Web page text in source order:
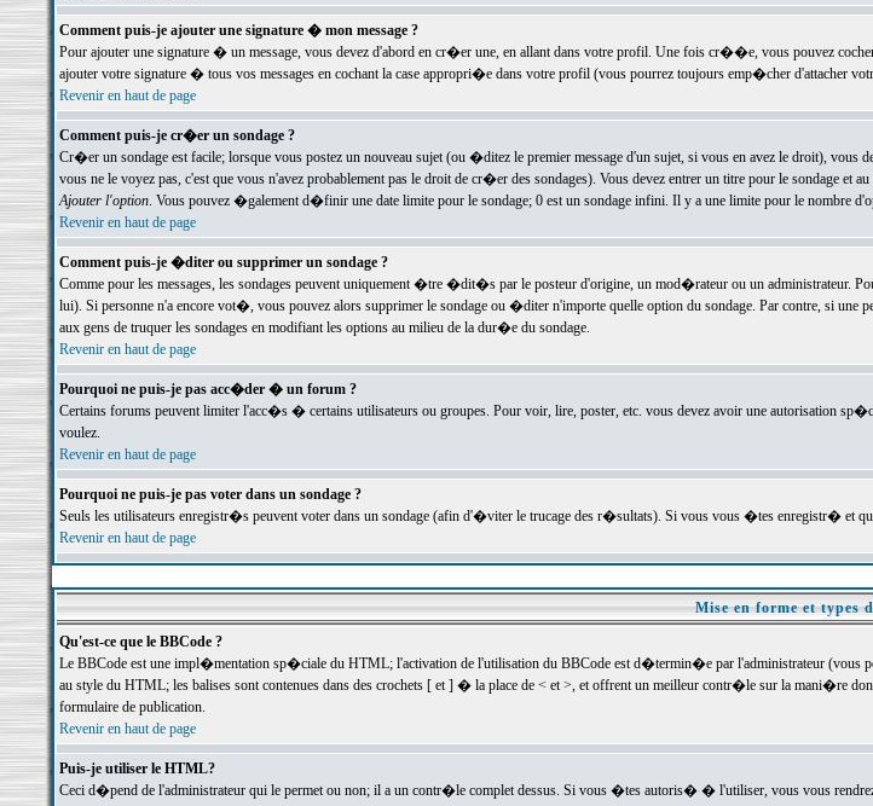
Comment puis-je ajouter une signature � mon message ?
Pour ajouter une signature � un message, vous devez d'abord en cr�er une, en allant dans votre profil. Une fois cr��e, vous pouvez
ajouter votre signature � tous vos messages en cochant la case appropri�e dans votre profil (vous pourrez toujours emp�cher d'attacher
Revenir en haut de page
Comment puis-je cr�er un sondage ?
Cr�er un sondage est facile; lorsque vous postez un nouveau sujet (ou �ditez le premier message d'un sujet, si vous en avez le droit), vous
vous ne le voyez pas, c'est que vous n'avez probablement pas le droit de cr�er des sondages). Vous devez entrer un titre pour le sondage
Ajouter l'option. Vous pouvez �galement d�finir une date limite pour le sondage; 0 est un sondage infini. Il y a une limite pour le nombre
Revenir en haut de page
Comment puis-je �diter ou supprimer un sondage ?
Comme pour les messages, les sondages peuvent uniquement �tre �dit�s par le posteur d'origine, un mod�rateur ou un administrateur.
lui). Si personne n'a encore vot�, vous pouvez alors supprimer le sondage ou �diter n'importe quelle option du sondage. Par contre, si
aux gens de truquer les sondages en modifiant les options au milieu de la dur�e du sondage.
Revenir en haut de page
Pourquoi ne puis-je pas acc�der � un forum ?
Certains forums peuvent limiter l'acc�s � certains utilisateurs ou groupes. Pour voir, lire, poster, etc. vous devez avoir une autorisation
voulez.
Revenir en haut de page
Pourquoi ne puis-je pas voter dans un sondage ?
Seuls les utilisateurs enregistr�s peuvent voter dans un sondage (afin d'�viter le trucage des r�sultats). Si vous vous �tes enregistr� et
Revenir en haut de page
Mise en forme et types
Qu'est-ce que le BBCode ?
Le BBCode est une impl�mentation sp�ciale du HTML; l'activation de l'utilisation du BBCode est d�termin�e par l'administrateur (vous
au style du HTML; les balises sont contenues dans des crochets [ et ] � la place de < et >, et offrent un meilleur contr�le sur la mani�re
formulaire de publication.
Revenir en haut de page
Puis-je utiliser le HTML?
Ceci d�pend de l'administrateur qui le permet ou non; il a un contr�le complet dessus. Si vous �tes autoris� � l'utiliser, vous vous rendrez